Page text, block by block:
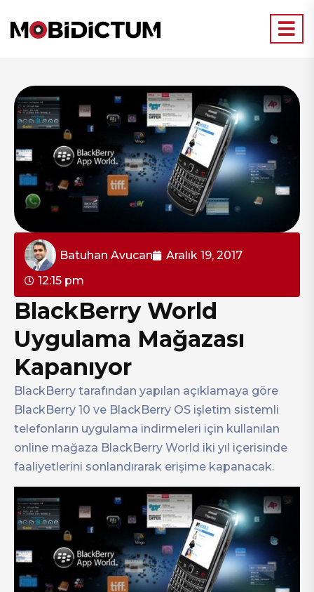
Batuhan Avucan
Aralık 19, 2017
12:15 pm
BlackBerry World
Uygulama Mağazası
Kapanıyor
BlackBerry tarafından yapılan açıklamaya göre
BlackBerry 10 ve BlackBerry OS işletim sistemli
telefonların uygulama indirmeleri için kullanılan
online mağaza BlackBerry World iki yıl içerisinde
faaliyetlerini sonlandırarak erişime kapanacak.